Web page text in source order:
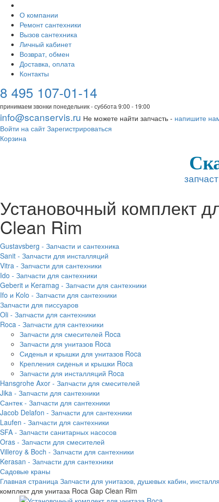
О компании
Ремонт сантехники
Вызов сантехника
Личный кабинет
Возврат, обмен
Доставка, оплата
Контакты
8 495 107-01-14
принимаем звонки понедельник - суббота 9:00 - 19:00
info@scanservis.ru Не можете найти запчасть - напишите
Войти на сайт Зарегистрироваться
Корзина
Установочный комплект
Clean Rim
Gustavsberg - Запчасти и сантехника
Sanit - Запчасти для инсталляций
Vitra - Запчасти для сантехники
Ido - Запчасти для сантехники
Geberit и Keramag - Запчасти для сантехники
Ifo и Kolo - Запчасти для сантехники
Запчасти для писсуаров
Oli - Запчасти для сантехники
Roca - Запчасти для сантехники
Запчасти для смесителей Roca
Запчасти для унитазов Roca
Сиденья и крышки для унитазов Roca
Крепления сиденья и крышки Roca
Запчасти для инсталляций Roca
Hansgrohe Axor - Запчасти для смесителей
Jika - Запчасти для сантехники
Сантек - Запчасти для сантехники
Jacob Delafon - Запчасти для сантехники
Laufen - Запчасти для сантехники
SFA - Запчасти санитарных насосов
Oras - Запчасти для смесителей
Villeroy & Boch - Запчасти для сантехники
Kerasan - Запчасти для сантехники
Садовые краны
Главная страница Запчасти для унитазов, душевых кабин,
комплект для унитаза Roca Gap Clean Rim